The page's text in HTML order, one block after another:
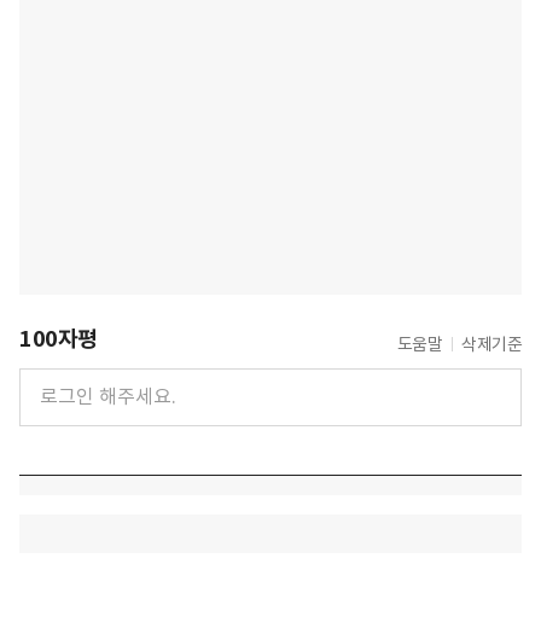
100자평 도움말 삭제기준